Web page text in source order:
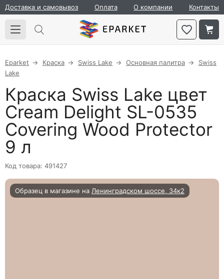
Доставка и самовывоз Оплата О компании Контакты
Eparket Краска Swiss Lake Основная палитра
Swiss
Lake
Краска Swiss Lake цвет
Cream Delight SL-0535
Covering Wood Protector
9 л
Код товара: 491427
Образец в магазине на Ленинградском шоссе, 34к2